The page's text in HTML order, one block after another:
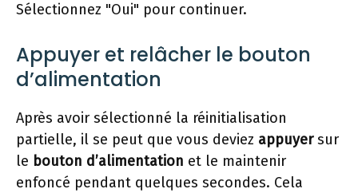
Sélectionnez "Oui" pour continuer.
Appuyer et relâcher le bouton
d’alimentation
Après avoir sélectionné la réinitialisation
partielle, il se peut que vous deviez appuyersur
le bouton d’alimentation et le maintenir
enfoncé pendant quelques secondes. Cela